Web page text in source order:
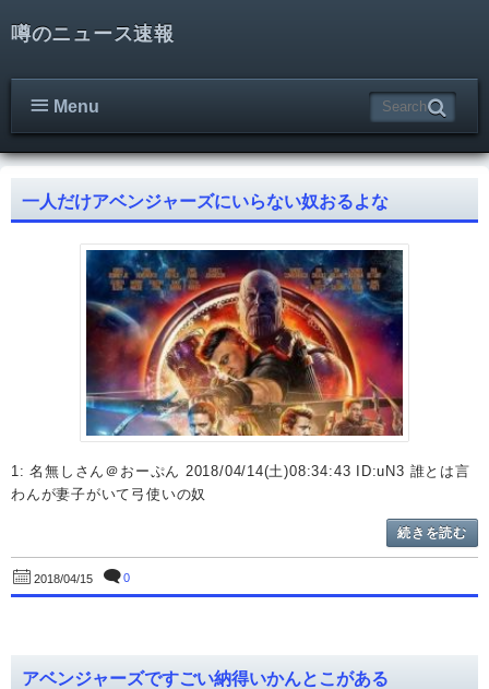
噂のニュース速報
Menu
一人だけアベンジャーズにいらない奴おるよな
1: 名無しさん＠おーぷん 2018/04/14(土)08:34:43 ID:uN3 誰とは言
わんが妻子がいて弓使いの奴
続きを読む
2018/04/15 0
アベンジャーズですごい納得いかんとこがある